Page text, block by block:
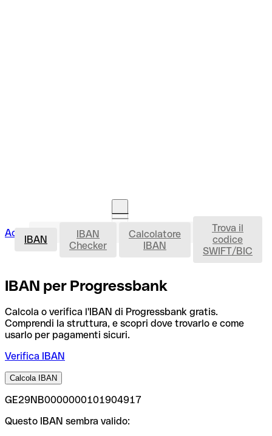
Accedi Avvia la procedura IBAN
IBAN
IBAN
Checker
Calcolatore
IBAN
Trova il
codice
SWIFT/BIC
IBAN per Progressbank
Calcola o verifica l'IBAN di Progressbank gratis.
Comprendi la struttura, e scopri dove trovarlo e come
usarlo per pagamenti sicuri.
Verifica IBAN
Calcola IBAN
GE29NB0000000101904917
Questo IBAN sembra valido: